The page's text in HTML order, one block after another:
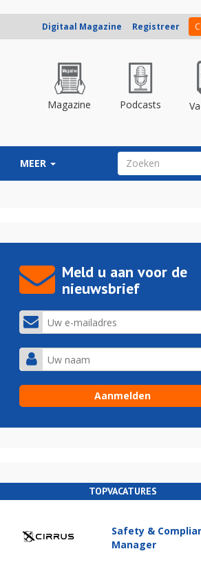
Digitaal Magazine Registreer
Magazine Podcasts
MEER ZOEKVELD
Meld u aan voor de
nieuwsbrief
TOPVACATURES
Safety &
Manager